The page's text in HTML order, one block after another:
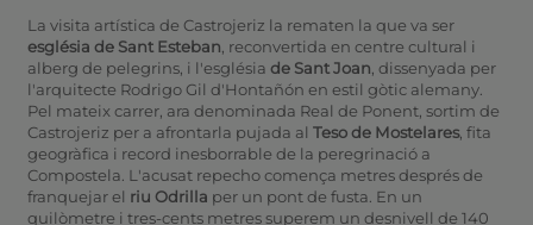
La visita artística de Castrojeriz la rematen la que va ser
església de Sant Esteban , reconvertida en centre cultural i
alberg de pelegrins, i l'església de Sant Joan , dissenyada per
l'arquitecte Rodrigo Gil d'Hontañón en estil gòtic alemany.
Pel mateix carrer, ara denominada Real de Ponent, sortim de
Castrojeriz per a afrontarla pujada al Teso de Mostelares, fita
geogràfica i record inesborrable de la peregrinació a
Compostela. L'acusat repecho comença metres després de
franquejar el riu Odrilla per un pont de fusta. En un
quilòmetre i tres-cents metres superem un desnivell de 140